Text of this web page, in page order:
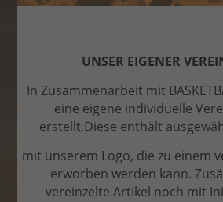
UNSER EIGENER
In Zusammenarbeit mit
eine eigene individuelle
erstellt.Diese enthält
mit unserem Logo, die zu einem
erworben werden kann.
vereinzelte Artikel noch mit